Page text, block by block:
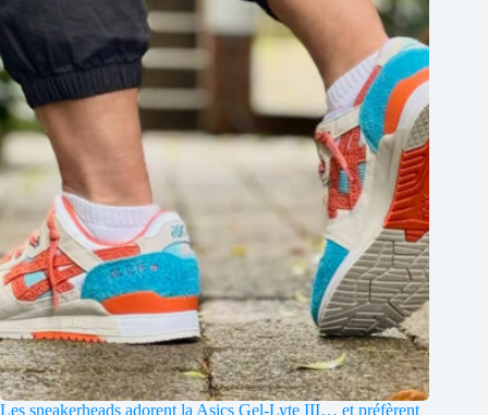
Les sneakerheads adorent la Asics Gel-Lyte III… et préfèrent